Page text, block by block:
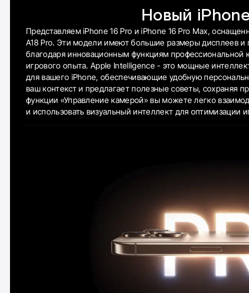
Новый
Представляем iPhone 16 Pro и iPhone 16 Pro Max,
A18 Pro. Эти модели имеют большие размеры дисплеев
благодаря инновационным функциям
игрового опыта. Apple Intelligence - это мощные
для вашего iPhone, обеспечивающие удобную
ваш контекст и предлагает полезные советы, сохраняя
функции «Управление камерой» вы можете легко
и использовать визуальный интеллект для оптимизации